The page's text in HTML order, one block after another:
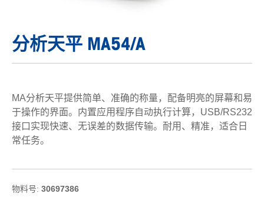
分析天平 MA54/A
MA分析天平提供简单、准确的称量，配备明亮的屏幕和易
于操作的界面。内置应用程序自动执行计算，USB/RS232
接口实现快速、无误差的数据传输。耐用、精准，适合日
常任务。
物料号: 30697386